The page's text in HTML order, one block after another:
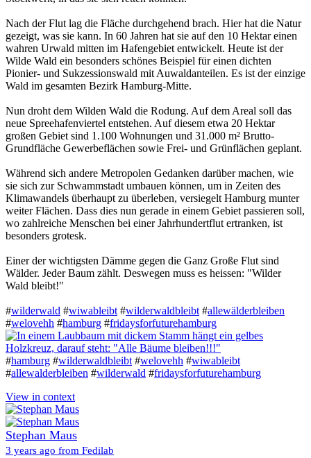
Nach der Flut lag die Fläche durchgehend brach. Hier hat die Natur
gezeigt, was sie kann. In 60 Jahren hat sie auf den 10 Hektar einen
wahren Urwald mitten im Hafengebiet entwickelt. Heute ist der
Wilde Wald ein besonders schönes Beispiel für einen dichten
Pionier- und Sukzessionswald mit Auwaldanteilen. Es ist der einzige
Wald im gesamten Bezirk Hamburg-Mitte.
Nun droht dem Wilden Wald die Rodung. Auf dem Areal soll das
neue Spreehafenviertel entstehen. Auf diesem etwa 20 Hektar
großen Gebiet sind 1.100 Wohnungen und 31.000 m² Brutto-
Grundfläche Gewerbeflächen sowie Frei- und Grünflächen geplant.
Während sich andere Metropolen Gedanken darüber machen, wie
sie sich zur Schwammstadt umbauen können, um in Zeiten des
Klimawandels überhaupt zu überleben, versiegelt Hamburg munter
weiter Flächen. Dass dies nun gerade in einem Gebiet passieren soll,
wo zahlreiche Menschen bei einer Jahrhundertflut ertranken, ist
besonders grotesk.
Einer der wichtigsten Dämme gegen die Ganz Große Flut sind
Wälder. Jeder Baum zählt. Deswegen muss es heissen: "Wilder
Wald bleibt!"
#wilderwald #wiwableibt #wilderwaldbleibt #allewälderbleiben
#welovehh #hamburg #fridaysforfuturehamburg
#hamburg #wilderwaldbleibt #welovehh #wiwableibt
#allewalderbleiben #wilderwald #fridaysforfuturehamburg
View in context
Stephan Maus
3 years ago from Fedilab